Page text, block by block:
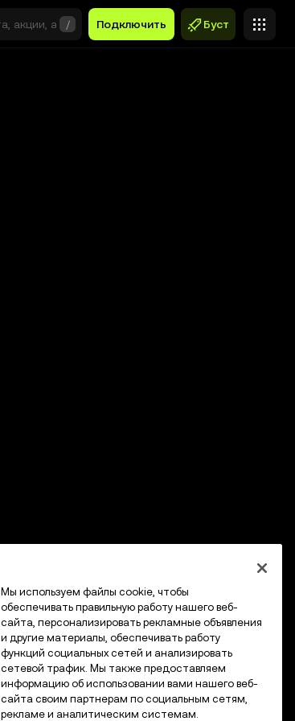
/ Подключить Буст
Мы используем файлы cookie, чтобы
обеспечивать правильную работу нашего веб-
сайта, персонализировать рекламные объявления
и другие материалы, обеспечивать работу
функций социальных сетей и анализировать
сетевой трафик. Мы также предоставляем
информацию об использовании вами нашего веб-
сайта своим партнерам по социальным сетям,
рекламе и аналитическим системам.